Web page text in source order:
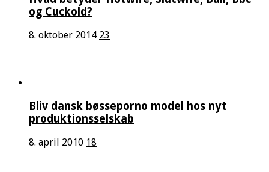
og Cuckold?
8. oktober 2014 23
Bliv dansk bøsseporno model hos nyt
produktionsselskab
8. april 2010 18